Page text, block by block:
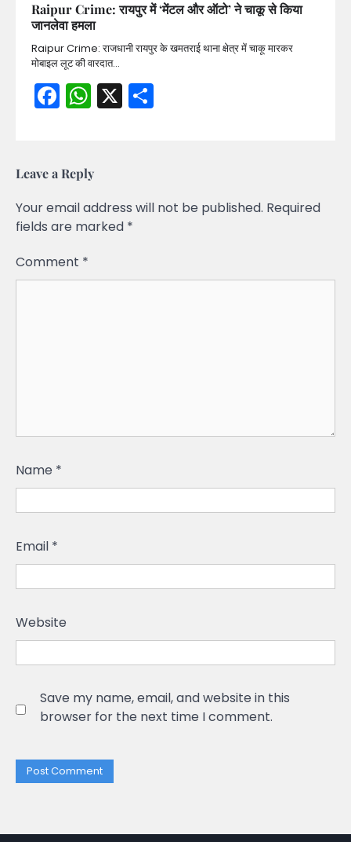
Raipur Crime: रायपुर में ‘मेंटल और ऑटो’ ने चाकू से किया
जानलेवा हमला
Raipur Crime: राजधानी रायपुर के खमतराई थाना क्षेत्र में चाकू मारकर
मोबाइल लूट की वारदात…
Facebook
WhatsApp
X
Leave a Reply
Your email address will not be published. Required
fields are marked *
Comment *
Name *
Email *
Website
Save my name, email, and website in this
browser for the next time I comment.